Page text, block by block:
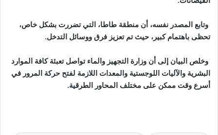
وتابع المصدر نفسه، أن منطقة طاطا، التي تضررت بشكل خاص،
تحظى باهتمام كبير، حيث تم تعزيز فرق ووسائل التدخل.
وخلص البيان إلى أن وزارة التجهيز والماء تواصل تعبئة كافة الموارد
البشرية والآليات اللوجستية والمعدات اللازمة لفتح حركة المرور في
أسرع وقت ممكن على مختلف المحاور الطرقية.